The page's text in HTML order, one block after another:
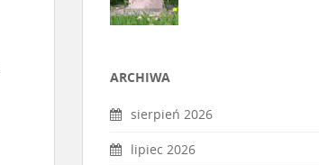
ARCHIWA
sierpień 2026
lipiec 2026